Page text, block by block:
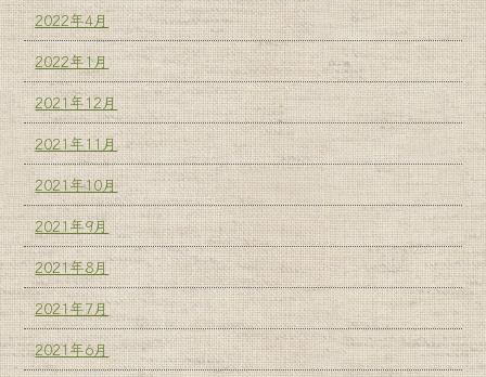
2022年4月
2022年1月
2021年12月
2021年11月
2021年10月
2021年9月
2021年8月
2021年7月
2021年6月